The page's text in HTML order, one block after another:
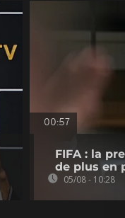
00:57
FIFA : la
de plus en
05/08 - 10:28